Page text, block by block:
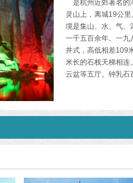
是杭州近郊著名的
灵山上，离城19公
境是集山、水、气、
一千五百余年。一九
井式，高低相差109
米长的石栈天梯相连
云盆等五厅。钟乳石
间峰峦叠嶂，山花烂